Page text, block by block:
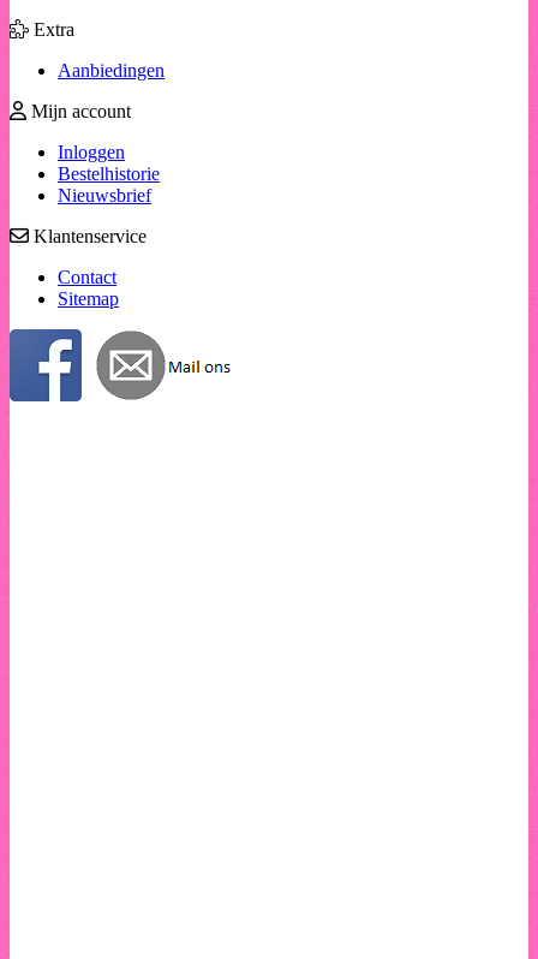
Extra
Aanbiedingen
Mijn account
Inloggen
Bestelhistorie
Nieuwsbrief
Klantenservice
Contact
Sitemap